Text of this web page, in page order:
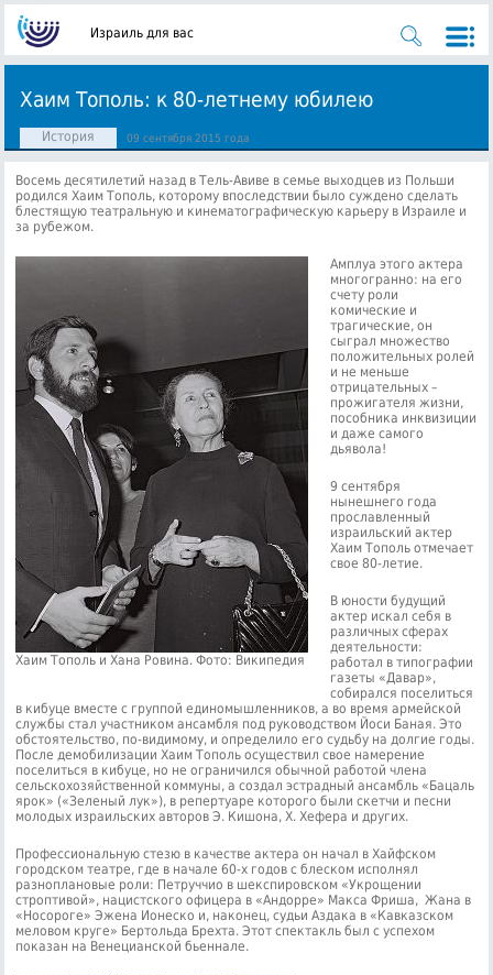
Израиль для вас
Хаим Тополь: к 80-летнему юбилею
История 09 сентября 2015 года
Восемь десятилетий назад в Тель-Авиве в семье выходцев из Польши
родился Хаим Тополь, которому впоследствии было суждено сделать
блестящую театральную и кинематографическую карьеру в Израиле и
за рубежом.
Хаим Тополь и Хана Ровина. Фото: Википедия
Амплуа этого актера
многогранно: на его
счету роли
комические и
трагические, он
сыграл множество
положительных ролей
и не меньше
отрицательных –
прожигателя жизни,
пособника инквизиции
и даже самого
дьявола!
9 сентября
нынешнего года
прославленный
израильский актер
Хаим Тополь отмечает
свое 80-летие.
В юности будущий
актер искал себя в
различных сферах
деятельности:
работал в типографии
газеты «Давар»,
собирался поселиться
в кибуце вместе с группой единомышленников, а во время армейской
службы стал участником ансамбля под руководством Йоси Баная. Это
обстоятельство, по-видимому, и определило его судьбу на долгие годы.
После демобилизации Хаим Тополь осуществил свое намерение
поселиться в кибуце, но не ограничился обычной работой члена
сельскохозяйственной коммуны, а создал эстрадный ансамбль «Бацаль
ярок» («Зеленый лук»), в репертуаре которого были скетчи и песни
молодых израильских авторов Э. Кишона, Х. Хефера и других.
Профессиональную стезю в качестве актера он начал в Хайфском
городском театре, где в начале 60-х годов с блеском исполнял
разноплановые роли: Петруччио в шекспировском «Укрощении
строптивой», нацистского офицера в «Андорре» Макса Фриша, Жана в
«Носороге» Эжена Ионеско и, наконец, судьи Аздака в «Кавказском
меловом круге» Бертольда Брехта. Этот спектакль был с успехом
показан на Венецианской бьеннале.